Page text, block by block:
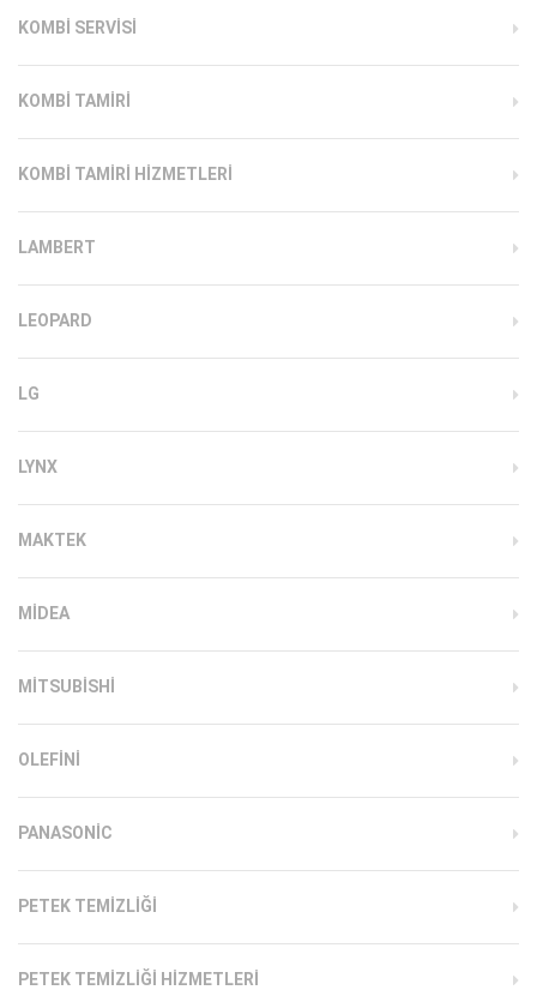
KOMBI SERVISI
KOMBI TAMIRI
KOMBI TAMIRI HIZMETLERI
LAMBERT
LEOPARD
LG
LYNX
MAKTEK
MIDEA
MITSUBISHI
OLEFINI
PANASONIC
PETEK TEMIZLIĞI
PETEK TEMIZLIĞI HIZMETLERI